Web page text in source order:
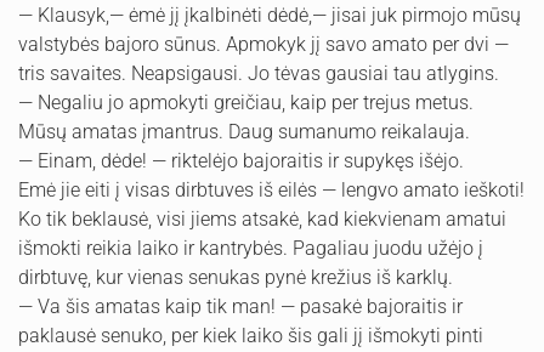
— Klausyk,— ėmė jį įkalbinėti dėdė,— jisai juk pirmojo mūsų
valstybės bajoro sūnus. Apmokyk jį savo amato per dvi —
tris savaites. Neapsigausi. Jo tėvas gausiai tau atlygins.
— Negaliu jo apmokyti greičiau, kaip per trejus metus.
Mūsų amatas įmantrus. Daug sumanumo reikalauja.
— Einam, dėde! — riktelėjo bajoraitis ir supykęs išėjo.
Emė jie eiti į visas dirbtuves iš eilės — lengvo amato ieškoti!
Ko tik beklausė, visi jiems atsakė, kad kiekvienam amatui
išmokti reikia laiko ir kantrybės. Pagaliau juodu užėjo į
dirbtuvę, kur vienas senukas pynė krežius iš karklų.
— Va šis amatas kaip tik man! — pasakė bajoraitis ir
paklausė senuko, per kiek laiko šis gali jį išmokyti pinti